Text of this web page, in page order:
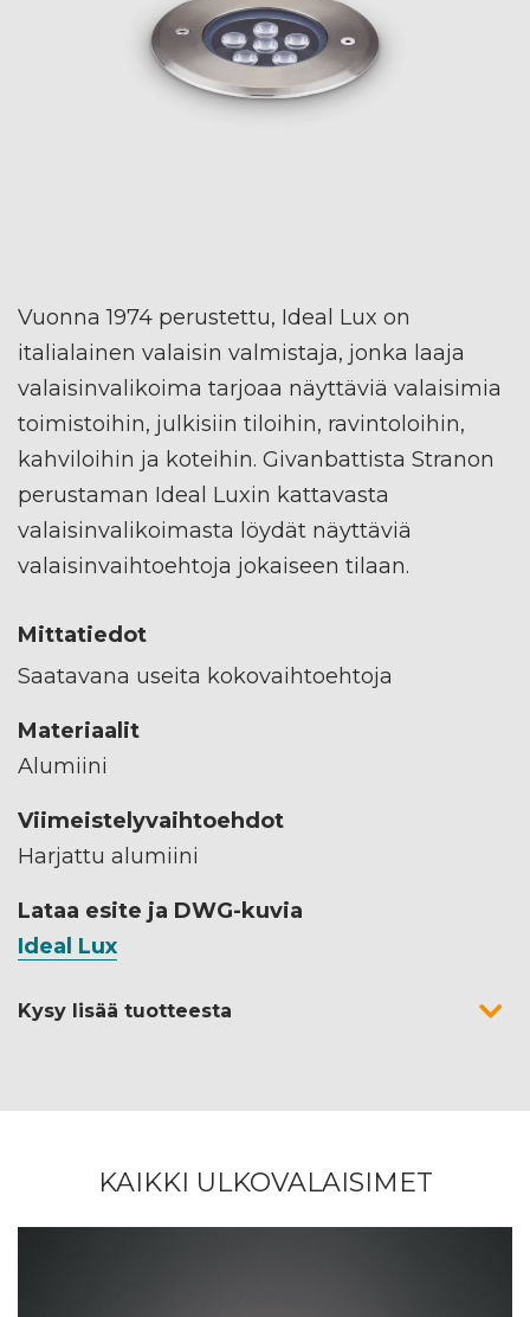
Vuonna 1974 perustettu, Ideal Lux on
italialainen valaisin valmistaja, jonka laaja
valaisinvalikoima tarjoaa näyttäviä valaisimia
toimistoihin, julkisiin tiloihin, ravintoloihin,
kahviloihin ja koteihin. Givanbattista Stranon
perustaman Ideal Luxin kattavasta
valaisinvalikoimasta löydät näyttäviä
valaisinvaihtoehtoja jokaiseen tilaan.
Mittatiedot
Saatavana useita kokovaihtoehtoja
Materiaalit
Alumiini
Viimeistelyvaihtoehdot
Harjattu alumiini
Lataa esite ja DWG-kuvia
Ideal Lux
Kysy lisää tuotteesta
KAIKKI ULKOVALAISIMET